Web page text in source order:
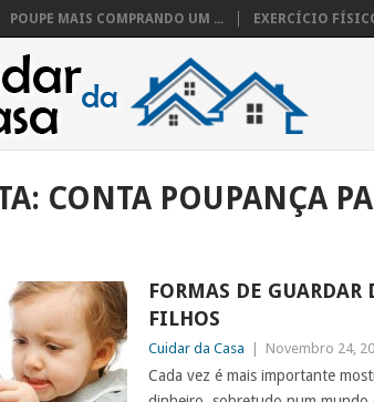
POUPE MAIS COMPRANDO UM ... EXERCÍCIO
CONTA POUPANÇA
FORMAS DE
FILHOS
Cuidar da Casa Novembro 24,
Cada vez é mais importante